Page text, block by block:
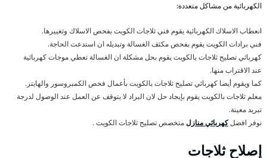
الكهربائية من مشاكل متعددة:
انعطاب الاسلاك الكهربائية يقوم فني ثلاجات الكويت بفحص الاسلاك وتغييرها.
فني برادات الكويت يقوم بفحص مكثف الغسالة وتبديله ان استدعت الحاجة.
كهربائي تصليح ثلاجات بالكويت يقوم بحل مشكلة ان الغسالة تعطي موجات كهربائية
عند الاقتراب منها.
كما ويقوم أيضا كهربائي تصليح ثلاجات بالكويت بأعمال فحص الكمبروسور والهايتر.
معلم ثلاجات بالكويت يقوم بإيجاد حل لان البراد لا يتوقف عن العمل عند الوصول لدرجة
تبريد معينة.
نوفر افضلكهربائي منازلمتخصص تصليح ثلاجات الكويت .
إصلاح ثلاجات